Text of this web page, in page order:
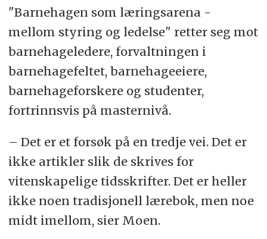
"Barnehagen som læringsarena -
mellom styring og ledelse" retter seg mot
barnehageledere, forvaltningen i
barnehagefeltet, barnehageeiere,
barnehageforskere og studenter,
fortrinnsvis på masternivå.
– Det er et forsøk på en tredje vei. Det er
ikke artikler slik de skrives for
vitenskapelige tidsskrifter. Det er heller
ikke noen tradisjonell lærebok, men noe
midt imellom, sier Moen.